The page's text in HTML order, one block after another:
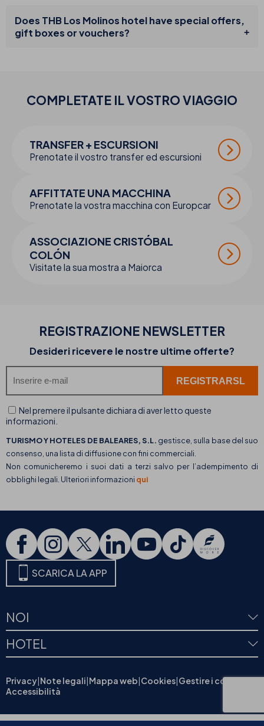
Does THB Los Molinos hotel have special offers,
gift boxes or vouchers?
COMPLETATE IL VOSTROVIAGGIO
TRANSFER + ESCURSIONI
Prenotate il vostro transfer ed escursioni
AFFITTATE UNA MACCHINA
Prenotate la vostra macchina con Europcar
ASSOCIAZIONE CRISTÓBAL
COLÓN
Visitate la sua mostra a Maiorca
REGISTRAZIONE NEWSLETTER
Desideri ricevere le nostre ultime offerte?
Nel premere il pulsante dichiara di aver letto queste
informazioni.
TURISMO Y HOTELES DE BALEARES, S.L. gestisce, sulla base del suo
consenso, una lista di diffusione con fini commerciali.
Non comunicheremo i suoi dati a terzi salvo per l’adempimento di
obblighi legali. Ulteriori informazioni qui
SCARICA LA APP
NOI
HOTEL
Privacy|Note legali|Mappa web|Cookies|Gestire i cookies|
Accessibilità